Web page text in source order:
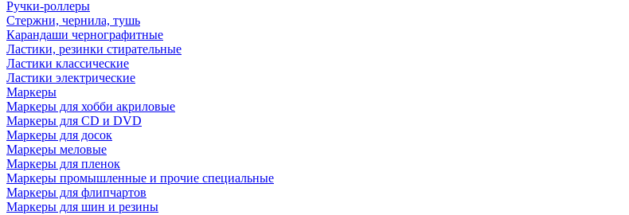
Ручки-роллеры
Стержни, чернила, тушь
Карандаши чернографитные
Ластики, резинки стирательные
Ластики классические
Ластики электрические
Маркеры
Маркеры для хобби акриловые
Маркеры для CD и DVD
Маркеры для досок
Маркеры меловые
Маркеры для пленок
Маркеры промышленные и прочие специальные
Маркеры для флипчартов
Маркеры для шин и резины